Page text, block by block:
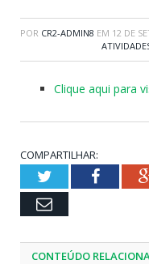
POR CR2-ADMIN8 EM 12 DE
Clique aqui para
COMPARTILHAR:
Twitter
Email
CONTEÚDO